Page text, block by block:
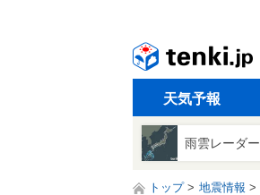
天気予報
雨雲レーダー
トップ 地震情報